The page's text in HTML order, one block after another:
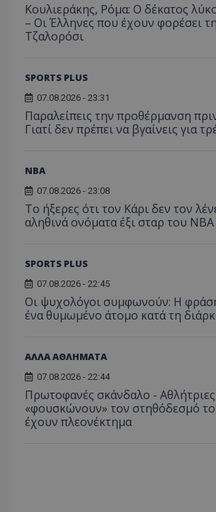
Κουλιεράκης, Ρόμα: Ο δέκατος
– Οι Έλληνες που έχουν φορέσει
Τζαλορόσι
SPORTS PLUS
07.08.2026 - 23:31
Παραλείπεις την προθέρμανση
Γιατί δεν πρέπει να βγαίνεις για
NBA
07.08.2026 - 23:08
Το ήξερες ότι τον Κάρι δεν τον
αληθινά ονόματα έξι σταρ του NBA
SPORTS PLUS
07.08.2026 - 22:45
Οι ψυχολόγοι συμφωνούν: Η
ένα θυμωμένο άτομο κατά τη
ΑΛΛΑ ΑΘΛΗΜΑΤΑ
07.08.2026 - 22:44
Πρωτοφανές σκάνδαλο - Aθλήτριες
«φουσκώνουν» τον στηθόδεσμό
έχουν πλεονέκτημα